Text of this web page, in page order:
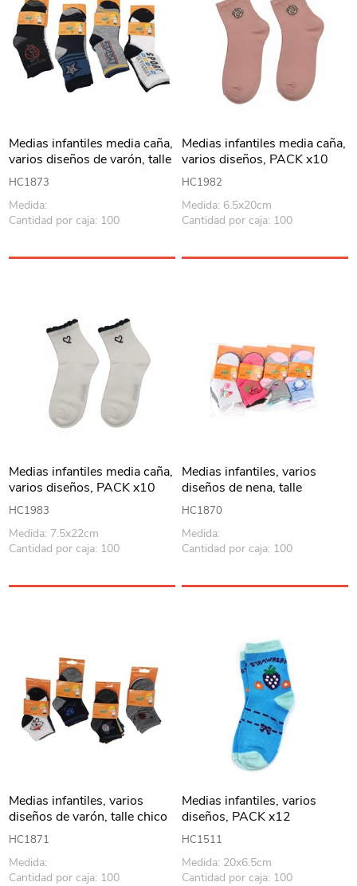
Medias infantiles media caña,
varios diseños de varón, talle
mediano, PACK x12
HC1873
Medida:
Cantidad por caja: 100
Medias infantiles media caña,
varios diseños, PACK x10
HC1982
Medida: 6.5x20cm
Cantidad por caja: 100
Medias infantiles media caña,
varios diseños, PACK x10
HC1983
Medida: 7.5x22cm
Cantidad por caja: 100
Medias infantiles, varios
diseños de nena, talle
chico,PACK x12
HC1870
Medida:
Cantidad por caja: 100
Medias infantiles, varios
diseños de varón, talle chico
PACK x12
HC1871
Medida:
Cantidad por caja: 100
Medias infantiles, varios
diseños, PACK x12
HC1511
Medida: 20x6.5cm
Cantidad por caja: 100